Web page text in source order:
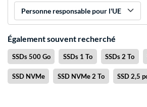
Personne responsable pour l'UE
Également souvent recherché
SSDs 500 Go SSDs 1 To SSDs 2 To
SSD NVMe SSD NVMe 2 To SSD 2,5